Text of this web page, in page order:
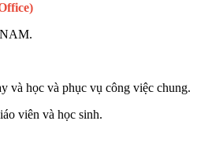
và học và phục vụ công việc chung.
viên và học sinh.